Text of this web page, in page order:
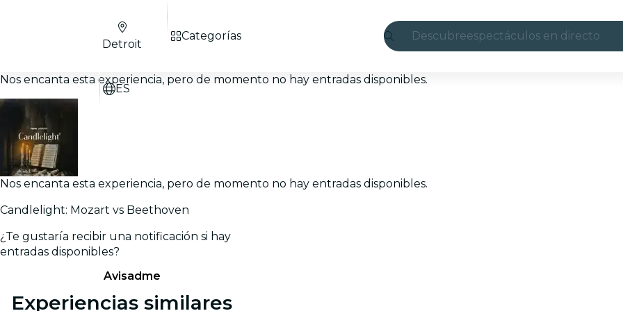
Descubreespectáculos en directo
Detroit
ES
Categorías
Nos encanta esta experiencia, pero de momento no hay entradas disponibles.
Nos encanta esta experiencia, pero de momento no hay entradas disponibles.
Candlelight: Mozart vs Beethoven
¿Te gustaría recibir una notificación si hay
entradas disponibles?
Avisadme
Experiencias similares